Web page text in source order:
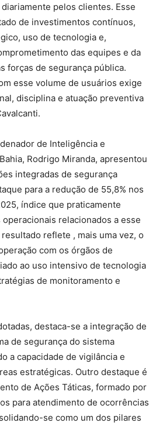
pelos clientes. Esse
de investimentos contínuos,
uso de tecnologia e,
das equipes e da
forças de segurança pública.
esse volume de usuários exige
disciplina e atuação preventiva
de Inteligência e
Rodrigo Miranda, apresentou
integradas de segurança
para a redução de 55,8% nos
índice que praticamente
relacionados a esse
reflete , mais uma vez, o
com os órgãos de
ao uso intensivo de tecnologia
de monitoramento e
destaca-se a integração de
de segurança do sistema
a capacidade de vigilância e
estratégicas. Outro destaque é
de Ações Táticas, formado por
para atendimento de ocorrências
se como um dos pilares